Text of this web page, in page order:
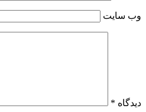
وب‌ سایت
دیدگاه *